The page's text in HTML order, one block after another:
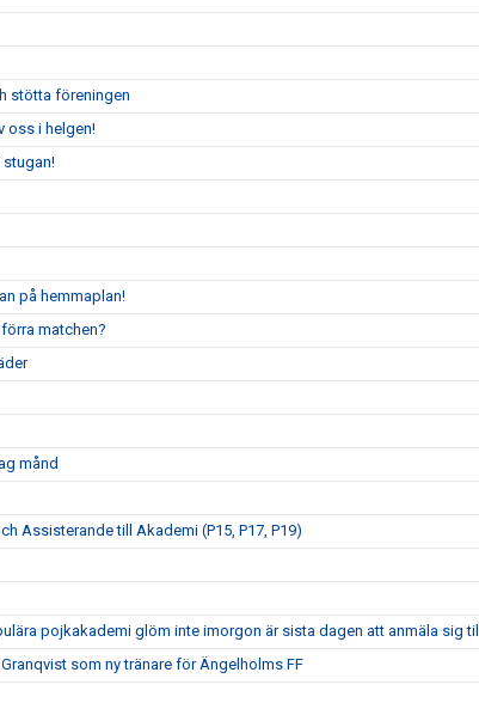
stötta föreningen
oss i helgen!
stugan!
på hemmaplan!
matchen?
månd
Assisterande till Akademi (P15, P17, P19)
pojkakademi glöm inte imorgon är sista dagen att anmäla sig til
som ny tränare för Ängelholms FF